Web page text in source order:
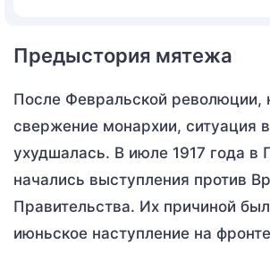
Предыстория мятежа
После Февральской революции,
свержение монархии, ситуация
ухудшалась. В июле 1917 года в
начались выступления против
Правительства. Их причиной
июньское наступление на